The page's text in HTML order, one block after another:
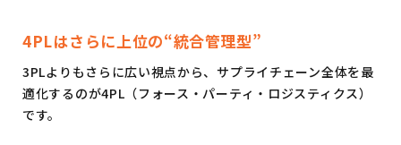
4PLはさらに上位の“統合管理型”
3PLよりもさらに広い視点から、サプライチェーン全体を最
適化するのが4PL（フォース・パーティ・ロジスティクス）
です。